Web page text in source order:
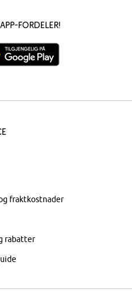
fordeler!
fraktkostnader
rabatter